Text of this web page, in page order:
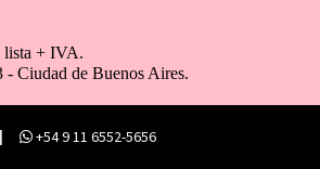
| +54 9 11 6552-5656
lista + IVA.
Ciudad de Buenos Aires.